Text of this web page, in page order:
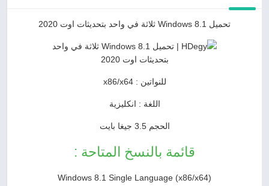
تحميل Windows 8.1 ثلاثة في واحد بتحديثات اوت 2020
للنواتين : x86/x64
اللغة : انكليزية
الحجم 3.5 جيغا بايت
قائمة بالنسخ المتاحة :
Windows 8.1 Single Language (x86/x64)